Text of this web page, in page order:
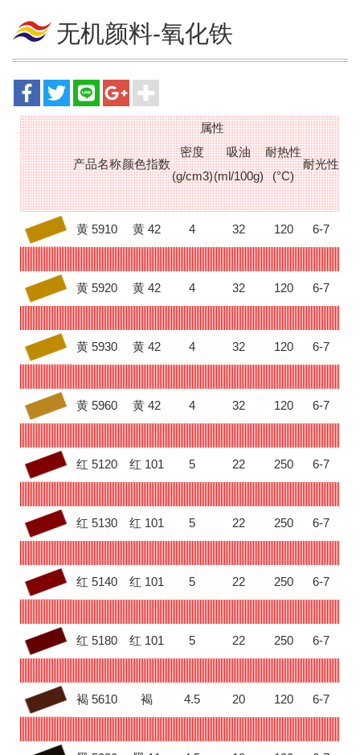
无机颜料-氧化铁
属性
产品名称颜色指数
密度
(g/cm3)
吸油
(ml/100g)
耐热性
(°C)
耐光性
黄 5910 黄 42 4 32 120 6-7
黄 5920 黄 42 4 32 120 6-7
黄 5930 黄 42 4 32 120 6-7
黄 5960 黄 42 4 32 120 6-7
红 5120 红 101 5 22 250 6-7
红 5130 红 101 5 22 250 6-7
红 5140 红 101 5 22 250 6-7
红 5180 红 101 5 22 250 6-7
褐 5610 褐 4.5 20 120 6-7